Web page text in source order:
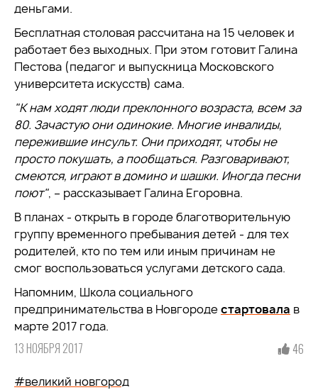
деньгами.
Бесплатная столовая рассчитана на 15 человек и
работает без выходных. При этом готовит Галина
Пестова (педагог и выпускница Московского
университета искусств) сама.
"К нам ходят люди преклонного возраста, всем за
80. Зачастую они одинокие. Многие инвалиды,
пережившие инсульт. Они приходят, чтобы не
просто покушать, а пообщаться. Разговаривают,
смеются, играют в домино и шашки. Иногда песни
поют", – рассказывает Галина Егоровна.
В планах - открыть в городе благотворительную
группу временного пребывания детей - для тех
родителей, кто по тем или иным причинам не
смог воспользоваться услугами детского сада.
Напомним, Школа социального
предпринимательства в Новгородестартовала в
марте 2017 года.
13 НОЯБРЯ 2017 46
#великий новгород